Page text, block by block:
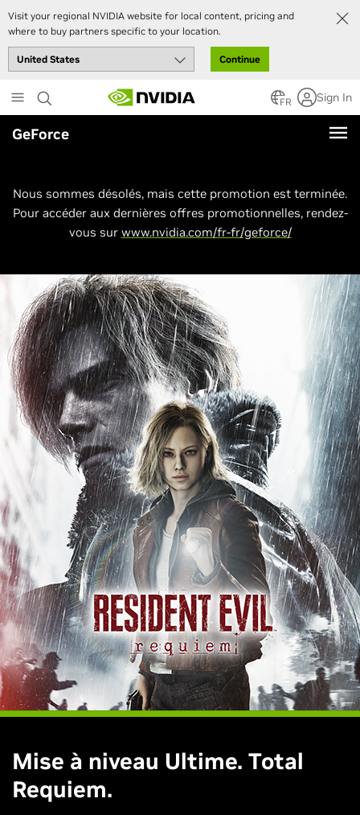
Visit your regional NVIDIA website for local content, pricing and
where to buy partners specific to your location.
Continue
to
main
content
FR Sign In
GeForce
Nous sommes désolés, mais cette promotion est terminée.
Pour accéder aux dernières offres promotionnelles, rendez-
vous sur www.nvidia.com/fr-fr/geforce/
Mise à niveau Ultime. Total
Requiem.